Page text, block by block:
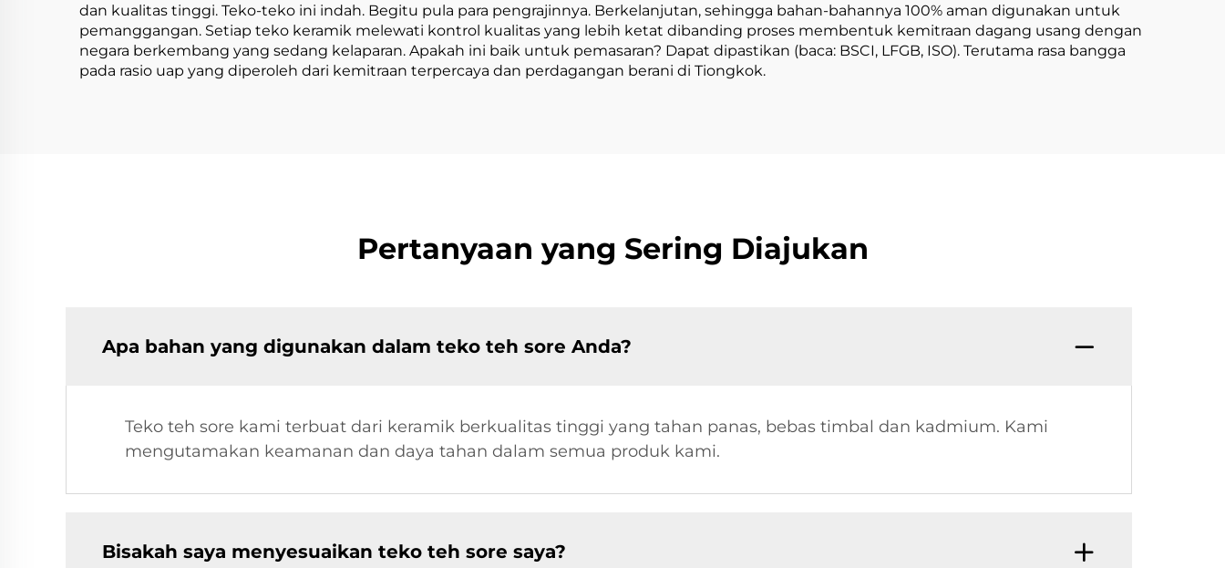
dan kualitas tinggi. Teko-teko ini indah. Begitu pula para pengrajinnya. Berkelanjutan, sehingga bahan-bahannya 100% aman digunakan untuk
pemanggangan. Setiap teko keramik melewati kontrol kualitas yang lebih ketat dibanding proses membentuk kemitraan dagang usang dengan
negara berkembang yang sedang kelaparan. Apakah ini baik untuk pemasaran? Dapat dipastikan (baca: BSCI, LFGB, ISO). Terutama rasa bangga
pada rasio uap yang diperoleh dari kemitraan terpercaya dan perdagangan berani di Tiongkok.
Pertanyaan yang Sering Diajukan
Apa bahan yang digunakan dalam teko teh sore Anda?
Teko teh sore kami terbuat dari keramik berkualitas tinggi yang tahan panas, bebas timbal dan kadmium. Kami
mengutamakan keamanan dan daya tahan dalam semua produk kami.
Bisakah saya menyesuaikan teko teh sore saya?